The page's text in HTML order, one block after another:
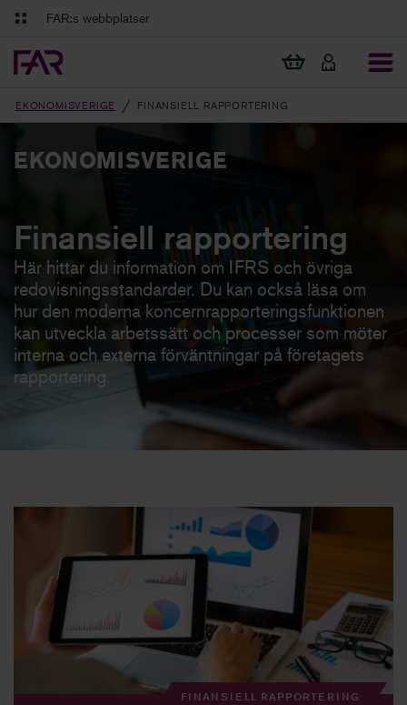
Gå till innehåll
Gå till navigation
Ekonomiska regler på ett och samma ställe
Debatt och fördjupning i branschens frågor
FAR:s webbplatser
Visa min varukorg
EKONOMISVERIGE FINANSIELL RAPPORTERING
EKONOMISVERIGE
Finansiell rapportering
Här hittar du information om IFRS och övriga
redovisningsstandarder. Du kan också läsa om
hur den moderna koncernrapporteringsfunktionen
kan utveckla arbetssätt och processer som möter
interna och externa förväntningar på företagets
rapportering.
FINANSIELL RAPPORTERING